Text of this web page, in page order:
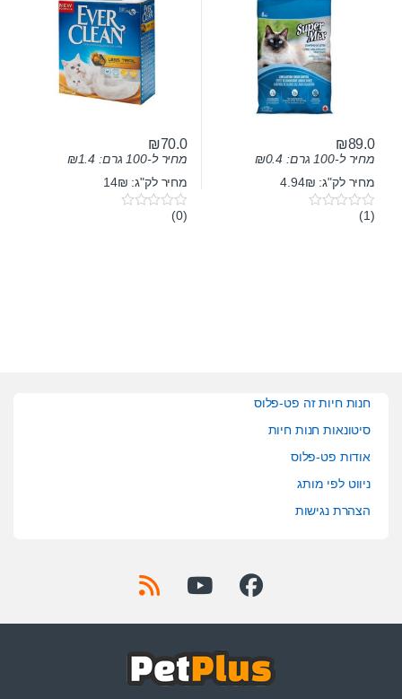
₪89.0
מחיר ל-100 גרם: ₪0.4
מחיר לק"ג: 4.94₪
0(1)
₪70.0
מחיר ל-100 גרם: ₪1.4
מחיר לק"ג: 14₪
0(0)
חנות חיות זה פט-פלוס
סיטונאות חנות חיות
אודות פט-פלוס
ניווט לפי מותג
הצהרת נגישות